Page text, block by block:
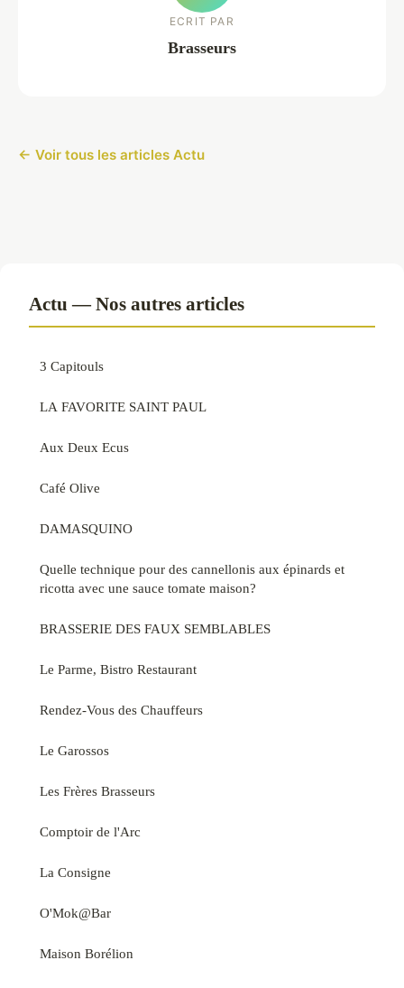
ECRIT PAR
Brasseurs
← Voir tous les articles Actu
Actu — Nos autres articles
3 Capitouls
LA FAVORITE SAINT PAUL
Aux Deux Ecus
Café Olive
DAMASQUINO
Quelle technique pour des cannellonis aux épinards et
ricotta avec une sauce tomate maison?
BRASSERIE DES FAUX SEMBLABLES
Le Parme, Bistro Restaurant
Rendez-Vous des Chauffeurs
Le Garossos
Les Frères Brasseurs
Comptoir de l'Arc
La Consigne
O'Mok@Bar
Maison Borélion